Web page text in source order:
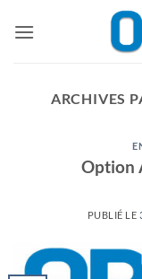
ARCHIVES
Option
PUBLIÉ LE